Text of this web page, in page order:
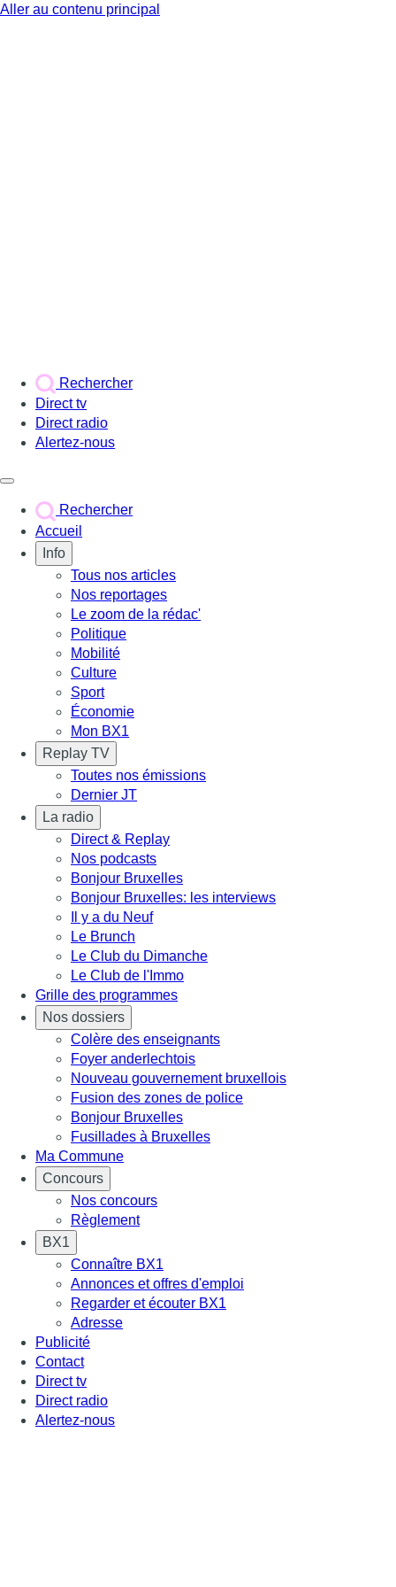
Aller au contenu principal
Rechercher
Direct tv
Direct radio
Alertez-nous
Rechercher
Accueil
Info
Tous nos articles
Nos reportages
Le zoom de la rédac'
Politique
Mobilité
Culture
Sport
Économie
Mon BX1
Replay TV
Toutes nos émissions
Dernier JT
La radio
Direct & Replay
Nos podcasts
Bonjour Bruxelles
Bonjour Bruxelles: les interviews
Il y a du Neuf
Le Brunch
Le Club du Dimanche
Le Club de l'Immo
Grille des programmes
Nos dossiers
Colère des enseignants
Foyer anderlechtois
Nouveau gouvernement bruxellois
Fusion des zones de police
Bonjour Bruxelles
Fusillades à Bruxelles
Ma Commune
Concours
Nos concours
Règlement
BX1
Connaître BX1
Annonces et offres d'emploi
Regarder et écouter BX1
Adresse
Publicité
Contact
Direct tv
Direct radio
Alertez-nous